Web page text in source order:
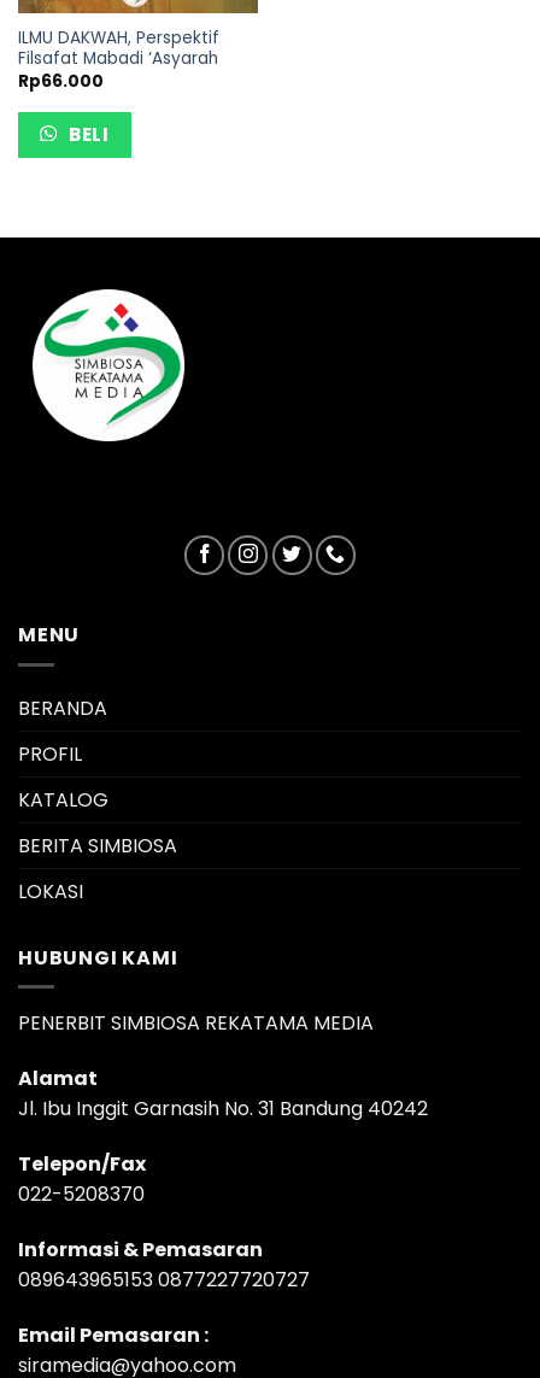
ILMU DAKWAH, Perspektif
Filsafat Mabadi ‘Asyarah
Rp66.000
BELI
MENU
BERANDA
PROFIL
KATALOG
BERITA SIMBIOSA
LOKASI
HUBUNGI KAMI
PENERBIT SIMBIOSA REKATAMA MEDIA
Alamat
Jl. Ibu Inggit Garnasih No. 31 Bandung 40242
Telepon/Fax
022-5208370
Informasi & Pemasaran
089643965153 0877227720727
Email Pemasaran :
siramedia@yahoo.com